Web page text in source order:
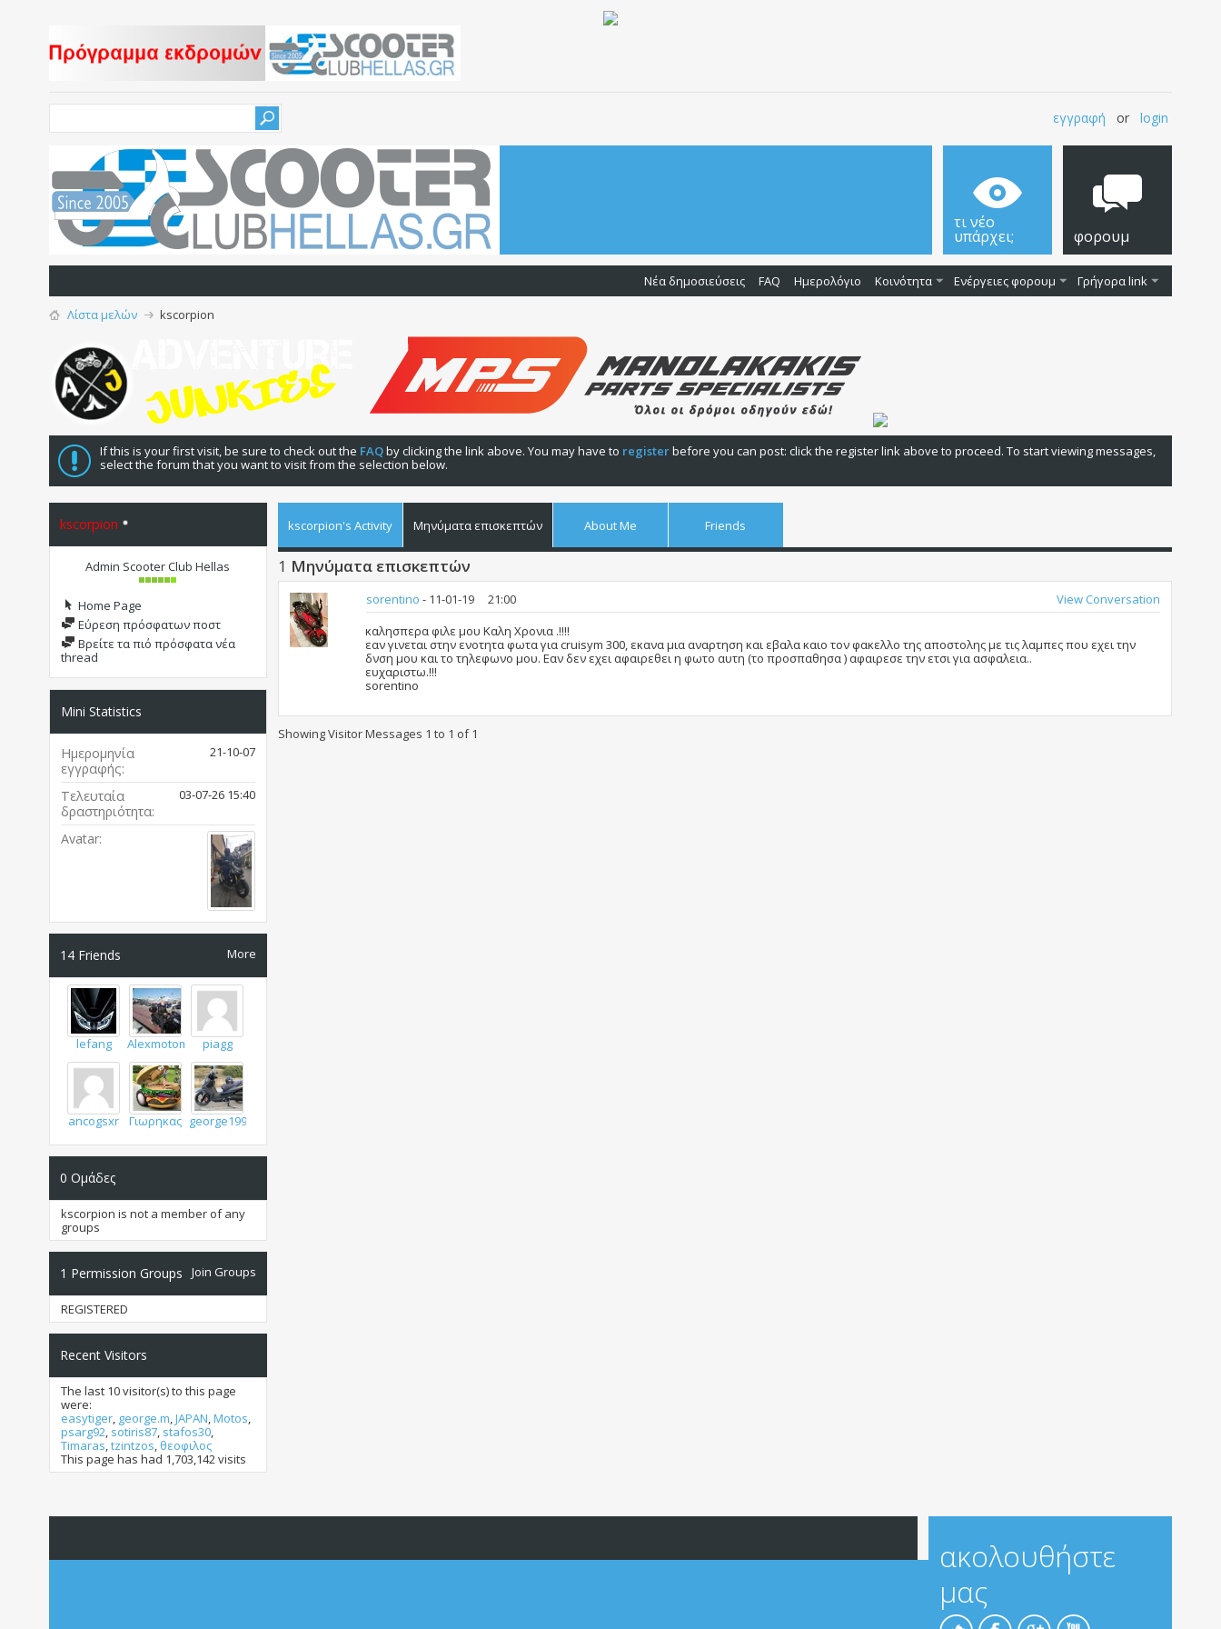
εγγραφή or login
τι νέο
υπάρχει; φορουμ
Νέα δημοσιεύσεις FAQ Ημερολόγιο Κοινότητα Ενέργειες φορουμ Γρήγορα link
Λίστα μελών kscorpion
If this is your first visit, be sure to check out the FAQby clicking the link above. You may have to registerbefore you can post: click the register link above to proceed. To start viewing messages,
select the forum that you want to visit from the selection below.
kscorpion
Admin Scooter Club Hellas
Home Page
Εύρεση πρόσφατων ποστ
Βρείτε τα πιό πρόσφατα νέα
thread
Mini Statistics
Ημερομηνία
εγγραφής
21-10-07
Τελευταία
δραστηριότητα
03-07-26 15:40
Avatar
More
14Friends
lefang Alexmotomanpiagg
ancogsxr Γιωρηκας george1993
0 Ομάδες
kscorpion is not a member of any
groups
Join Groups
1 Permission Groups
REGISTERED
Recent Visitors
The last 10 visitor(s) to this page
were:
easytiger, george.m,JAPAN,Motos,
psarg92, sotiris87, stafos30,
Timaras,tzintzos,θεοφιλος
This page has had 1,703,142visits
kscorpion's Activity Μηνύματα επισκεπτών About Me Friends
1 Μηνύματα επισκεπτών
sorentino - 11-01-19 21:00
View Conversation
καλησπερα φιλε μου Καλη Χρονια .!!!!
εαν γινεται στην ενοτητα φωτα για cruisym 300, εκανα μια αναρτηση και εβαλα καιο τον φακελλο της αποστολης με τις λαμπες που εχει την
δνση μου και το τηλεφωνο μου. Εαν δεν εχει αφαιρεθει η φωτο αυτη (το προσπαθησα ) αφαιρεσε την ετσι για ασφαλεια..
ευχαριστω.!!!
sorentino
Showing Visitor Messages 1 to 1 of1
ακολουθήστε
μας